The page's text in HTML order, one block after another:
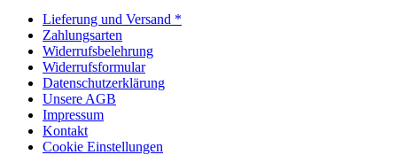
Lieferung und Versand *
Zahlungsarten
Widerrufsbelehrung
Widerrufsformular
Datenschutzerklärung
Unsere AGB
Impressum
Kontakt
Cookie Einstellungen